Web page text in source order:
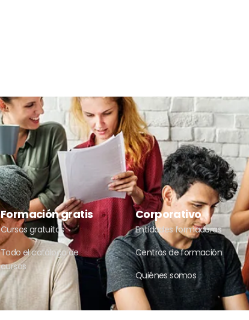
Formación gratis
Cursos gratuitos
Todo el catálogo de
cursos
Corporativo
Entidades formadoras
Centros de formación
Quiénes somos